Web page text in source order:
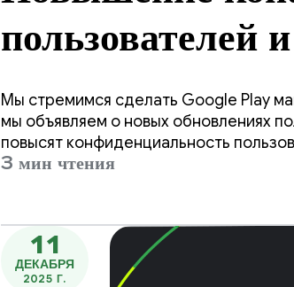
пользователей
благодаря
Play.
Мы стремимся сделать Google Play
мы объявляем о новых обновлениях
повысят конфиденциальность
3 мин чтения
11
ДЕКАБРЯ
2025 Г.